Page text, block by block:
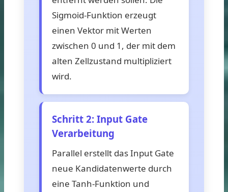
Sigmoid-Funktion erzeugt
einen Vektor mit Werten
zwischen 0 und 1, der mit dem
alten Zellzustand multipliziert
wird.
Schritt 2: Input Gate
Verarbeitung
Parallel erstellt das Input Gate
neue Kandidatenwerte durch
eine Tanh-Funktion und